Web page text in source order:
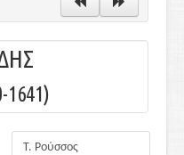
1641)
Τ. Ρούσσος